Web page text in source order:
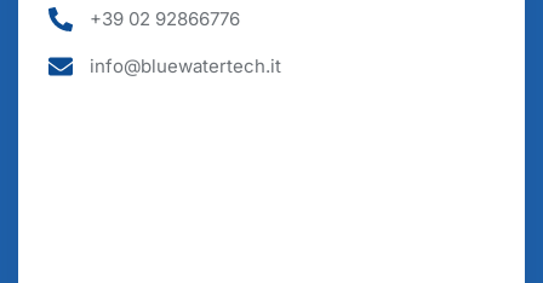
+39 02 92866776
info@bluewatertech.it